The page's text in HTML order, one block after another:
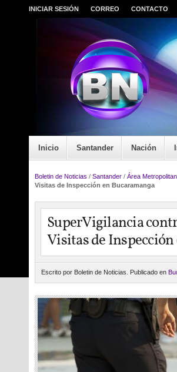
INICIAR SESIÓN CORREO CONTACTO
Inicio Santander Nación
Boletin de Noticias / Santander / Área
Visitas de Inspección en Bucaramanga
SuperVigilancia
Visitas de
Escrito por Boletin de Noticias. Publicado en